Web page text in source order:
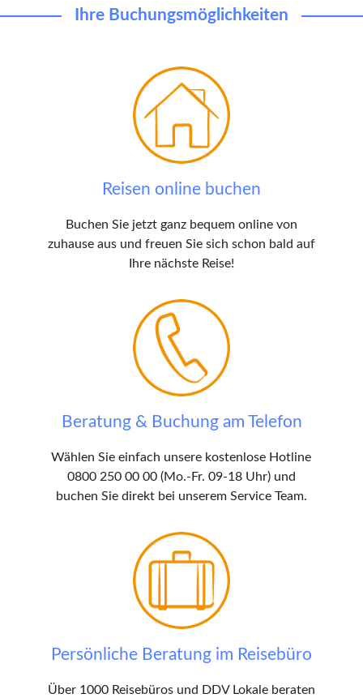
Ihre Buchungsmöglichkeiten
Reisen online buchen
Buchen Sie jetzt ganz bequem online von
zuhause aus und freuen Sie sich schon bald auf
Ihre nächste Reise!
Beratung & Buchung am Telefon
Wählen Sie einfach unsere kostenlose Hotline
0800 250 00 00 (Mo.-Fr. 09-18 Uhr) und
buchen Sie direkt bei unserem Service Team.
Persönliche Beratung im Reisebüro
Über 1000 Reisebüros und DDV Lokale beraten